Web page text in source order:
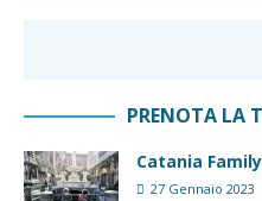
PRENOTA LA
Catania
27 Gennaio 2023